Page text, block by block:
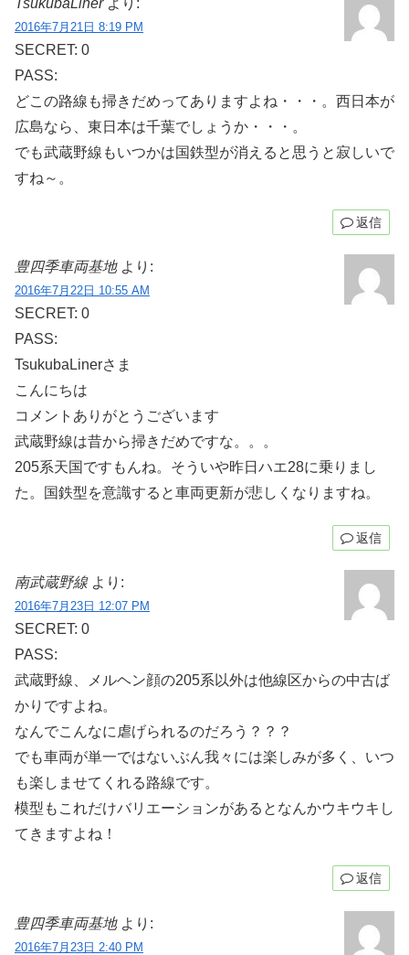
2016年7月21日 8:19 PM
SECRET: 0
PASS:
どこの路線も掃きだめってありますよね・・・。西日本が
広島なら、東日本は千葉でしょうか・・・。
でも武蔵野線もいつかは国鉄型が消えると思うと寂しいで
すね～。
返信
豊四季車両基地 より:
2016年7月22日 10:55 AM
SECRET: 0
PASS:
TsukubaLinerさま
こんにちは
コメントありがとうございます
武蔵野線は昔から掃きだめですな。。。
205系天国ですもんね。そういや昨日ハエ28に乗りまし
た。国鉄型を意識すると車両更新が悲しくなりますね。
返信
南武蔵野線 より:
2016年7月23日 12:07 PM
SECRET: 0
PASS:
武蔵野線、メルヘン顔の205系以外は他線区からの中古ば
かりですよね。
なんでこんなに虐げられるのだろう？？？
でも車両が単一ではないぶん我々には楽しみが多く、いつ
も楽しませてくれる路線です。
模型もこれだけバリエーションがあるとなんかウキウキし
てきますよね！
返信
豊四季車両基地 より:
2016年7月23日 2:40 PM